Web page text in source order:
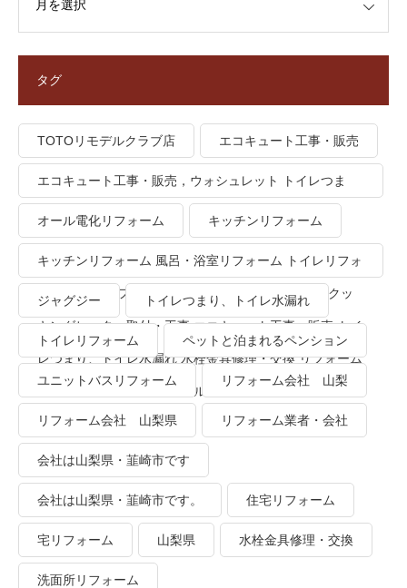
タグ
TOTOリモデルクラブ店 エコキュート工事・販売
エコキュート工事・販売，ウォシュレット トイレつま
り、トイレ水漏れ
オール電化リフォーム キッチンリフォーム
キッチンリフォーム 風呂・浴室リフォーム トイレリフォ
ーム 洗面所リフォーム オール電化リフォーム ＩＨクッ
キングヒーター取付・工事 エコキュート工事・販売 トイ
レつまり、トイレ水漏れ 水栓金具修理・交換 リフォーム
業者・会社 ＴＯＴＯリモデルクラブ
ジャグジー トイレつまり、トイレ水漏れ
トイレリフォーム ペットと泊まれるペンション
ユニットバスリフォーム リフォーム会社 山梨
リフォーム会社 山梨県 リフォーム業者・会社
会社は山梨県・韮崎市です
会社は山梨県・韮崎市です。 住宅リフォーム
宅リフォーム 山梨県 水栓金具修理・交換
洗面所リフォーム